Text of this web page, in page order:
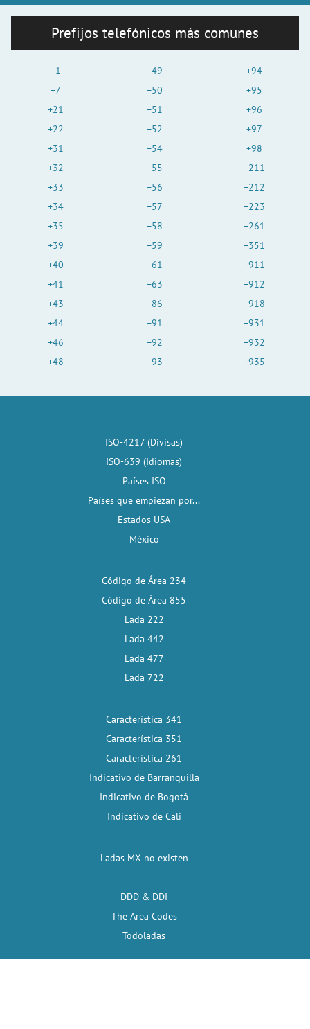
Prefijos telefónicos más comunes
+1
+7
+21
+22
+31
+32
+33
+34
+35
+39
+40
+41
+43
+44
+46
+48
+49
+50
+51
+52
+54
+55
+56
+57
+58
+59
+61
+63
+86
+91
+92
+93
+94
+95
+96
+97
+98
+211
+212
+223
+261
+351
+911
+912
+918
+931
+932
+935
ISO-4217 (Divisas)
ISO-639 (Idiomas)
Países ISO
Países que empiezan por...
Estados USA
México
Código de Área 234
Código de Área 855
Lada 222
Lada 442
Lada 477
Lada 722
Característica 341
Característica 351
Característica 261
Indicativo de Barranquilla
Indicativo de Bogotá
Indicativo de Cali
Ladas MX no existen
DDD & DDI
The Area Codes
Todoladas